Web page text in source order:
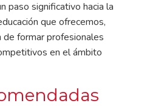
paso significativo hacia la
que ofrecemos,
formar profesionales
en el ámbito